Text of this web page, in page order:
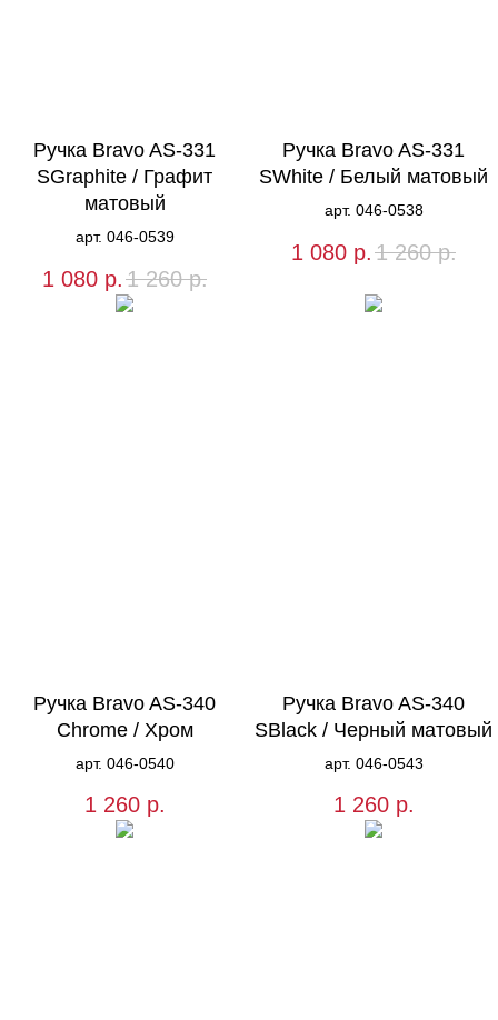
Ручка Bravo AS-331
SGraphite / Графит
матовый
арт. 046-0539
1 080 р. 1 260 р.
Ручка Bravo AS-331
SWhite / Белый матовый
арт. 046-0538
1 080 р. 1 260 р.
Ручка Bravo AS-340
Chrome / Хром
арт. 046-0540
1 260 р.
Ручка Bravo AS-340
SBlack / Черный матовый
арт. 046-0543
1 260 р.